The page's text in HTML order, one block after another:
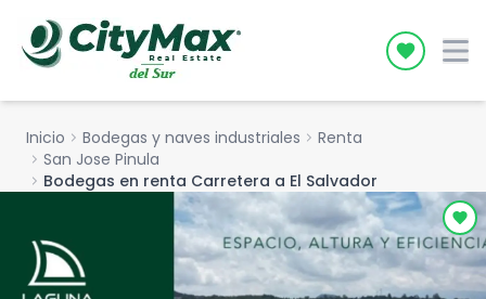
Icon
Inicio chevron_right Bodegas y naves industriales chevron_right Renta
chevron_right San Jose Pinula
chevron_right Bodegas en renta Carretera a El Salvador